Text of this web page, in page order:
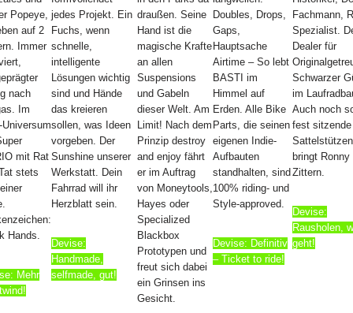
Popeye,
auf 2
Immer
nach
Im
mit Rat
stets
Hands.
Mehr
jedes Projekt. Ein
Fuchs, wenn
schnelle,
intelligente
Lösungen wichtig
sind und Hände
das kreieren
sollen, was Ideen
vorgeben. Der
Sunshine unserer
Werkstatt. Dein
Fahrrad will ihr
Herzblatt sein.
Devise:
Handmade,
selfmade, gut!
draußen. Seine
Hand ist die
magische Krafte
an allen
Suspensions
und Gabeln
dieser Welt. Am
Limit! Nach dem
Prinzip destroy
and enjoy fährt
er im Auftrag
von Moneytools,
Hayes oder
Specialized
Blackbox
Prototypen und
freut sich dabei
ein Grinsen ins
Gesicht.
Doubles, Drops,
Gaps,
Hauptsache
Airtime – So lebt
BASTI im
Himmel auf
Erden. Alle Bike
Parts, die seinen
eigenen Indie-
Aufbauten
standhalten, sind
100% riding- und
Style-approved.
Devise: Definitiv
– Ticket to ride!
Fachmann,
Spezialist.
Dealer für
Schwarzer
im
Auch noch
fest sitzende
Sattelstützen
bringt
Zittern.
Devise:
Rausholen,
geht!